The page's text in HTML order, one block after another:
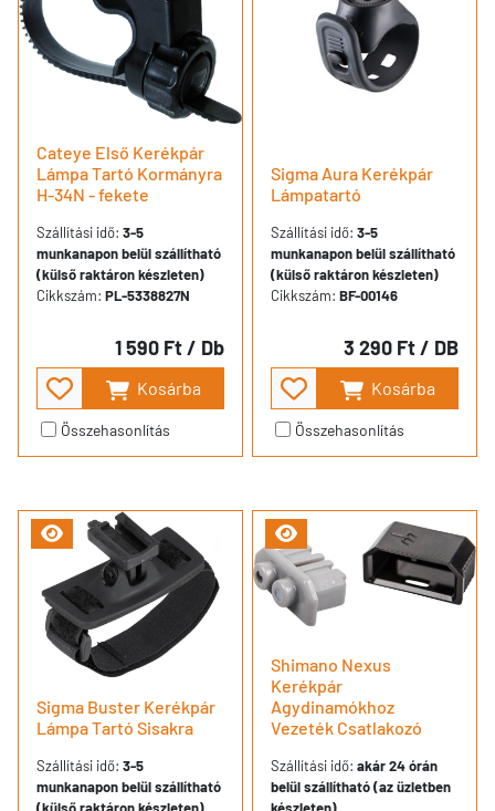
Cateye Első Kerékpár
Lámpa Tartó Kormányra
H-34N - fekete
Szállítási idő: 3-5
munkanapon belül szállítható
(külső raktáron készleten)
Cikkszám: PL-5338827N
1 590 Ft/ Db
Kosárba
Összehasonlítás
Sigma Aura Kerékpár
Lámpatartó
Szállítási idő: 3-5
munkanapon belül szállítható
(külső raktáron készleten)
Cikkszám: BF-00146
3 290 Ft/ DB
Kosárba
Összehasonlítás
Sigma Buster Kerékpár
Lámpa Tartó Sisakra
Szállítási idő: 3-5
munkanapon belül szállítható
Shimano Nexus
Kerékpár
Agydinamókhoz
Vezeték Csatlakozó
Szállítási idő: akár 24 órán
belül szállítható (az üzletben